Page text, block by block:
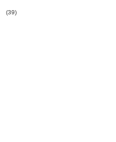
(39)